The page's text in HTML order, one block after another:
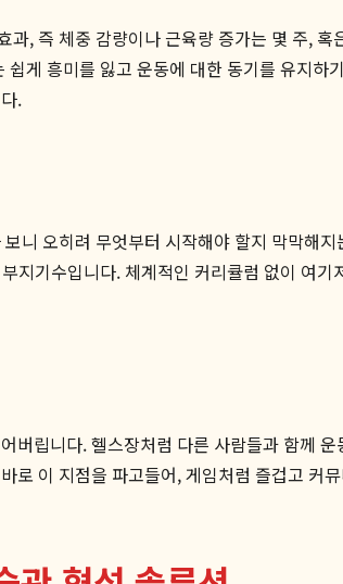
, 즉 체중 감량이나 근육량 증가는 몇 주,
게 흥미를 잃고 운동에 대한 동기를 유지하
.
니 오히려 무엇부터 시작해야 할지 막막해
기수입니다. 체계적인 커리큘럼 없이 여
립니다. 헬스장처럼 다른 사람들과 함께
로 이 지점을 파고들어, 게임처럼 즐겁고 커